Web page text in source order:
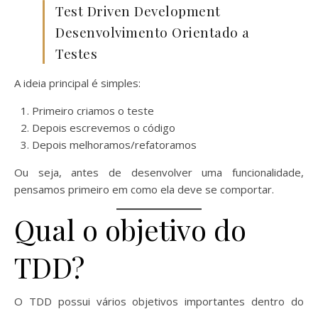
Test Driven Development
Desenvolvimento Orientado a
Testes
A ideia principal é simples:
Primeiro criamos o teste
Depois escrevemos o código
Depois melhoramos/refatoramos
Ou seja, antes de desenvolver uma funcionalidade,
pensamos primeiro em como ela deve se comportar.
Qual o objetivo do
TDD?
O TDD possui vários objetivos importantes dentro do